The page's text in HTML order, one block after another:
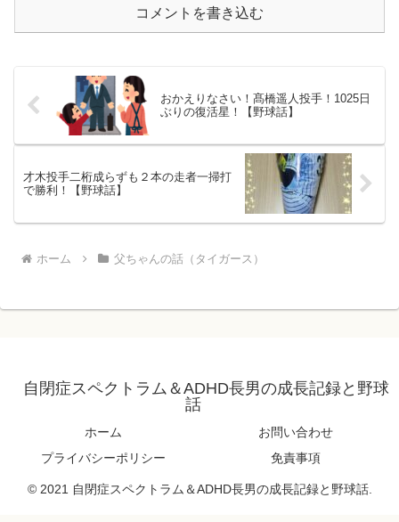
コメントを書き込む
おかえりなさい！髙橋遥人投手！1025日
ぶりの復活星！【野球話】
才木投手二桁成らずも２本の走者一掃打
で勝利！【野球話】
ホーム 父ちゃんの話（タイガース）
自閉症スペクトラム＆ADHD長男の成長記録と野球
話
ホーム
お問い合わせ
プライバシーポリシー
免責事項
© 2021 自閉症スペクトラム＆ADHD長男の成長記録と野球話.